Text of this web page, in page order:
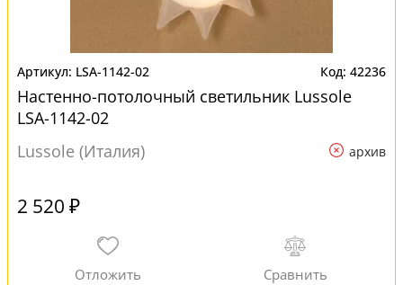
LSA-1142-02 42236
Настенно-потолочный светильник Lussole
LSA-1142-02
Lussole (Италия)
архив
2 520 ₽